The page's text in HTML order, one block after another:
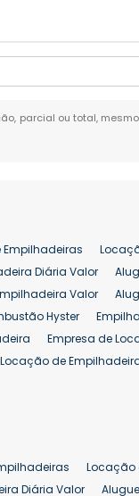
parcial ou total,
Diária Valor
Valor
Hyster
Empresa de
Locação de
25 ton
Preço
Locação
Diária Valor